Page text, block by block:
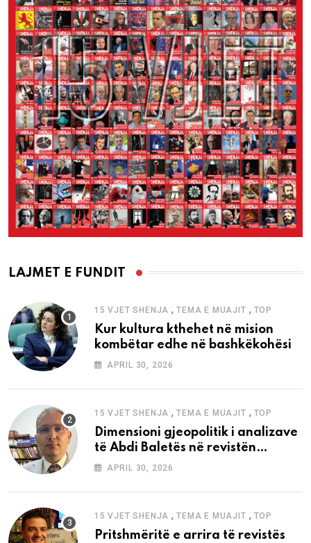
LAJMET E FUNDIT
15 VJET SHENJA ,TEMA E MUAJIT , TOP
Kur kultura kthehet në mision
kombëtar edhe në bashkëkohësi
APRIL 30, 2026
15 VJET SHENJA ,TEMA E MUAJIT , TOP
Dimensioni gjeopolitik i analizave
të Abdi Baletës në revistën
“Shenja”
APRIL 30, 2026
15 VJET SHENJA ,TEMA E MUAJIT , TOP
Pritshmëritë e arrira të revistës